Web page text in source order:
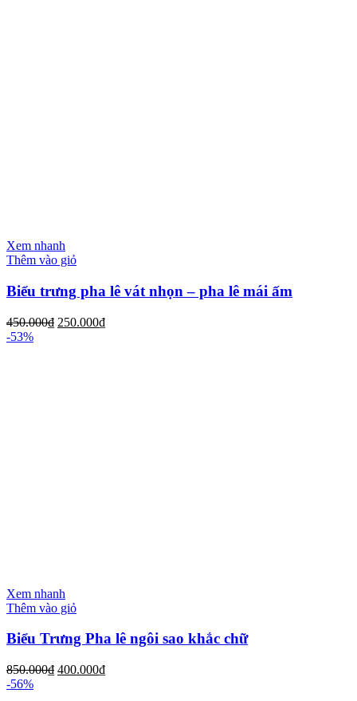
Xem nhanh
Thêm vào giỏ
Biểu trưng pha lê vát nhọn – pha lê mái ấm
450.000₫ 250.000₫
-53%
Xem nhanh
Thêm vào giỏ
Biểu Trưng Pha lê ngôi sao khắc chữ
850.000₫ 400.000₫
-56%